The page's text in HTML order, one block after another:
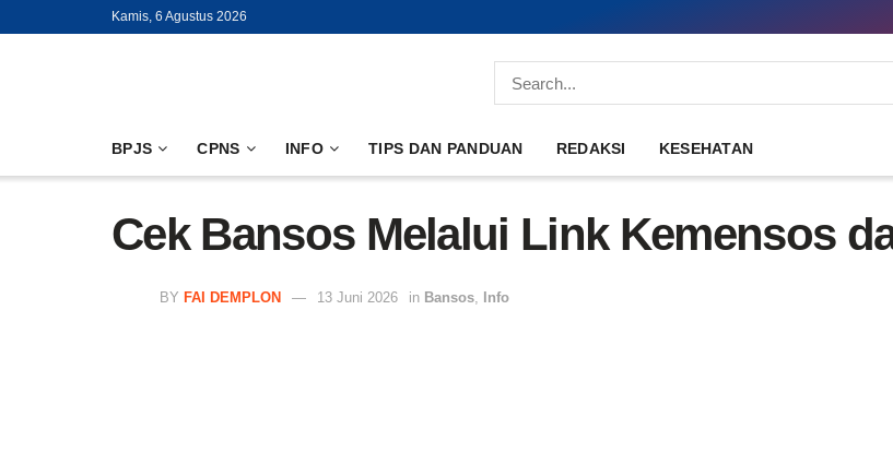
Kamis, 6 Agustus 2026
BPJS CPNS INFO TIPS DAN PANDUAN REDAKSI KESEHATAN
Cek Bansos Melalui Link Kemensos
BY FAI DEMPLON 13 Juni 2026 in Bansos Info